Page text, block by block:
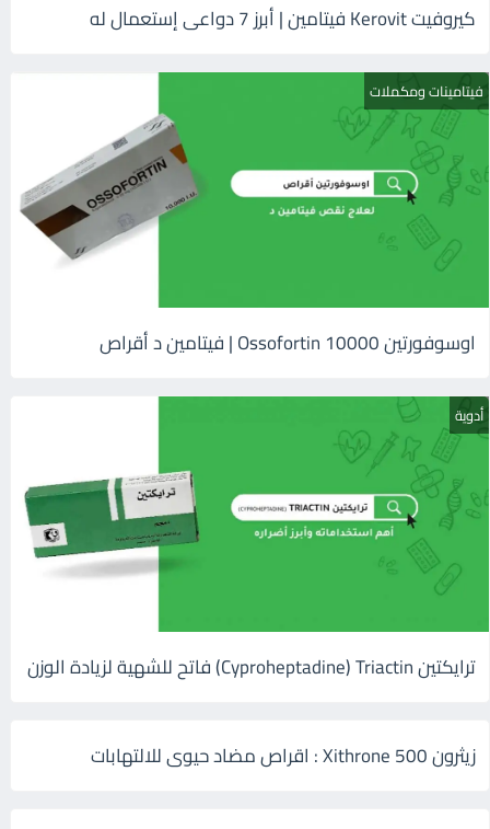
كيروفيت Kerovit فيتامين | أبرز 7 دواعى إستعمال له
فيتامينات ومكملات
اوسوفورتين 10000 Ossofortin | فيتامين د أقراص
أدوية
ترايكتين Cyproheptadine) Triactin) فاتح للشهية لزيادة الوزن
زيثرون 500 Xithrone : اقراص مضاد حيوى للالتهابات